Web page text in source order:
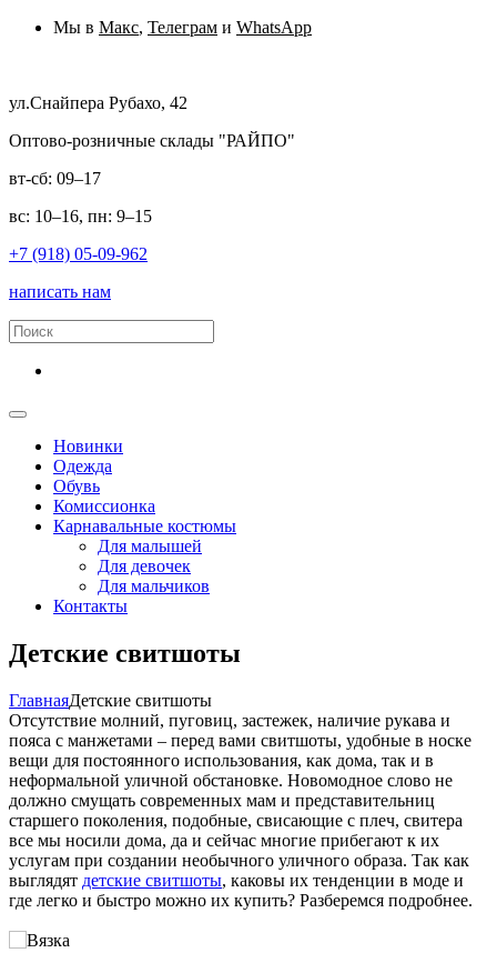
Мы в Макс, Телеграм и WhatsApp
ул.Снайпера Рубахо, 42
Оптово-розничные склады "РАЙПО"
вт-сб: 09–17
вс: 10–16, пн: 9–15
+7 (918) 05-09-962
написать нам
Новинки
Одежда
Обувь
Комиссионка
Карнавальные костюмы
Для малышей
Для девочек
Для мальчиков
Контакты
Детские свитшоты
ГлавнаяДетские свитшоты
Отсутствие молний, пуговиц, застежек, наличие рукава и
пояса с манжетами – перед вами свитшоты, удобные в носке
вещи для постоянного использования, как дома, так и в
неформальной уличной обстановке. Новомодное слово не
должно смущать современных мам и представительниц
старшего поколения, подобные, свисающие с плеч, свитера
все мы носили дома, да и сейчас многие прибегают к их
услугам при создании необычного уличного образа. Так как
выглядят детские свитшоты, каковы их тенденции в моде и
где легко и быстро можно их купить? Разберемся подробнее.